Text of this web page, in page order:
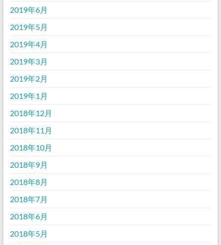
2019年6月
2019年5月
2019年4月
2019年3月
2019年2月
2019年1月
2018年12月
2018年11月
2018年10月
2018年9月
2018年8月
2018年7月
2018年6月
2018年5月